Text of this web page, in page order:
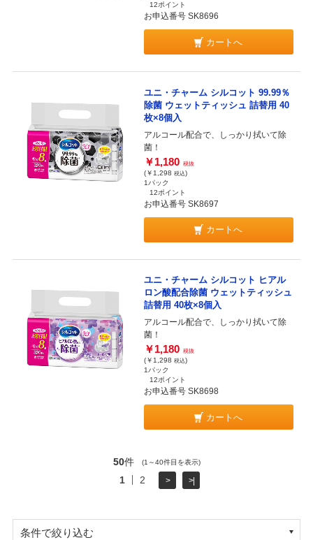
12ポイント
お申込番号 SK8696
カートへ
ユニ・チャーム シルコット 99.99％
除菌 ウェットティッシュ 詰替用 40
枚×8個入
アルコール配合で、しっかり拭いて除
菌！
￥1,180 税抜
(￥1,298 税込)
1パック
12ポイント
お申込番号 SK8697
カートへ
ユニ・チャーム シルコット ヒアル
ロン酸配合除菌 ウェットティッシュ
詰替用 40枚×8個入
アルコール配合で、しっかり拭いて除
菌！
￥1,180 税抜
(￥1,298 税込)
1パック
12ポイント
お申込番号 SK8698
カートへ
50件 (1～40件目を表示)
1 2 > >|
条件で絞り込む